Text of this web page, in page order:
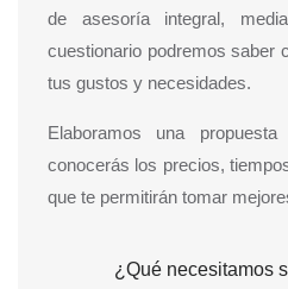
de asesoría integral,
cuestionario podremos saber
tus gustos y necesidades.
Elaboramos una propuesta
conocerás los precios,
que te permitirán tomar
¿Qué necesitamos